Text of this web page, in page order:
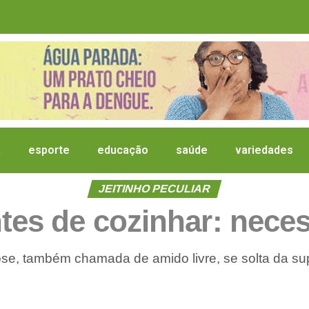
esporte educação saúde variedades
JEITINHO PECULIAR
de cozinhar:
também chamada de amido livre, se solta da